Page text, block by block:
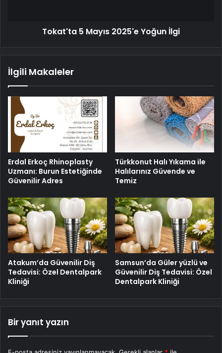
Tokat'ta 5 Mayıs 2025'e Yoğun İlgi
İlgili Makaleler
Erdal Erkoç Rhinoplasty
Uzmanı: Burun Estetiğinde
Güvenilir Adres
Türkkonut Halı Yıkama ile
Halılarınız Güvende ve
Temiz
Atakum’da Güvenilir Diş
Tedavisi: Özel Dentalpark
Kliniği
Samsun’da Güler yüzlü ve
Güvenilir Diş Tedavisi: Özel
Dentalpark Kliniği
Bir yanıt yazın